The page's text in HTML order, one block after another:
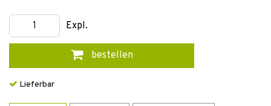
Expl.
bestellen
Lieferbar